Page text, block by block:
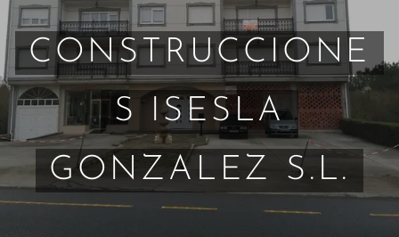
CONSTRUCCIONE
S ISESLA
GONZALEZ S.L.